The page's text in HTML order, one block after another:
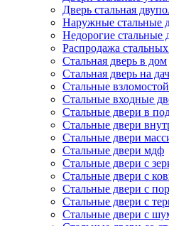
Дверь стальная
Наружные стальные
Недорогие стальные
Распродажа
Стальная дверь в дом
Стальная дверь на
Стальные
Стальные входные
Стальные двери в
Стальные двери
Стальные двери
Стальные двери мдф
Стальные двери с
Стальные двери с
Стальные двери с
Стальные двери с
Стальные двери с